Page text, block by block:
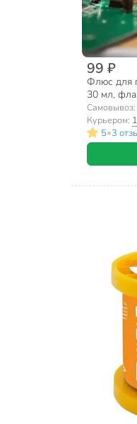
99 ₽
Флюс для
30 мл,
Самовывоз:
Курьером:
5•3